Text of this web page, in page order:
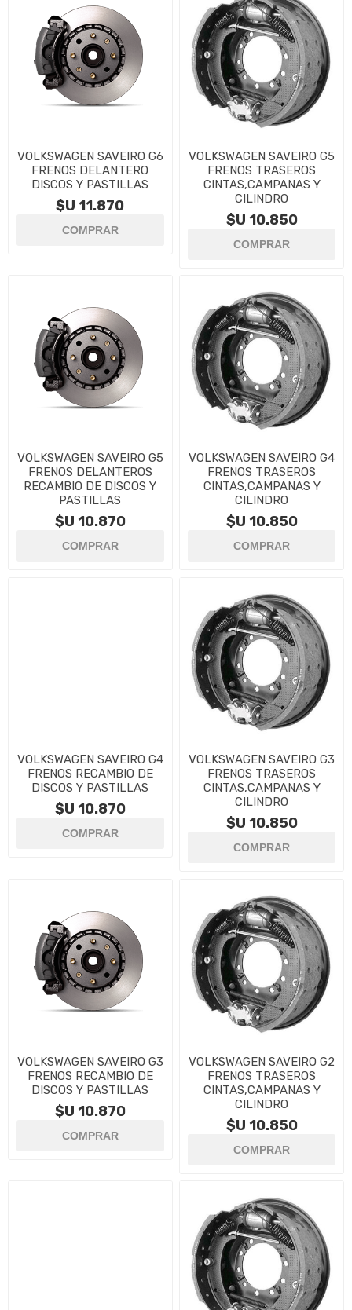
VOLKSWAGEN SAVEIRO G6
FRENOS DELANTERO
DISCOS Y PASTILLAS
$U 11.870
VOLKSWAGEN SAVEIRO G5
FRENOS TRASEROS
CINTAS,CAMPANAS Y
CILINDRO
$U 10.850
VOLKSWAGEN SAVEIRO G5
FRENOS DELANTEROS
RECAMBIO DE DISCOS Y
PASTILLAS
$U 10.870
VOLKSWAGEN SAVEIRO G4
FRENOS TRASEROS
CINTAS,CAMPANAS Y
CILINDRO
$U 10.850
VOLKSWAGEN SAVEIRO G4
FRENOS RECAMBIO DE
DISCOS Y PASTILLAS
$U 10.870
VOLKSWAGEN SAVEIRO G3
FRENOS TRASEROS
CINTAS,CAMPANAS Y
CILINDRO
$U 10.850
VOLKSWAGEN SAVEIRO G3
FRENOS RECAMBIO DE
DISCOS Y PASTILLAS
$U 10.870
VOLKSWAGEN SAVEIRO G2
FRENOS TRASEROS
CINTAS,CAMPANAS Y
CILINDRO
$U 10.850